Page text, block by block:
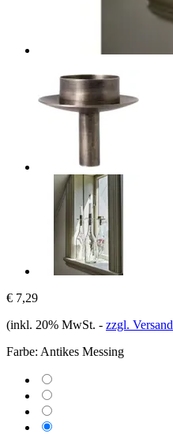
€ 7,29
(inkl. 20% MwSt. - zzgl. Versand
Farbe: Antikes Messing